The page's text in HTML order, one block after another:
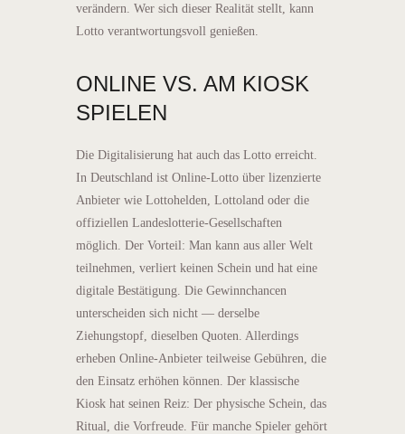
verändern. Wer sich dieser Realität stellt, kann
Lotto verantwortungsvoll genießen.
ONLINE VS. AM KIOSK
SPIELEN
Die Digitalisierung hat auch das Lotto erreicht.
In Deutschland ist Online-Lotto über lizenzierte
Anbieter wie Lottohelden, Lottoland oder die
offiziellen Landeslotterie-Gesellschaften
möglich. Der Vorteil: Man kann aus aller Welt
teilnehmen, verliert keinen Schein und hat eine
digitale Bestätigung. Die Gewinnchancen
unterscheiden sich nicht — derselbe
Ziehungstopf, dieselben Quoten. Allerdings
erheben Online-Anbieter teilweise Gebühren, die
den Einsatz erhöhen können. Der klassische
Kiosk hat seinen Reiz: Der physische Schein, das
Ritual, die Vorfreude. Für manche Spieler gehört